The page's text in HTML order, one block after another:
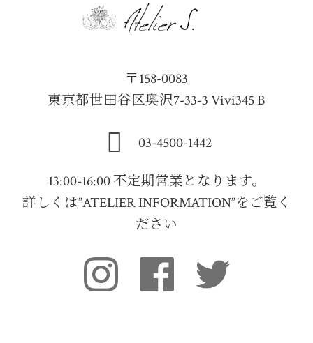
〒158-0083
東京都世田谷区奥沢7-33-3 Vivi345 B
03-4500-1442
13:00-16:00 不定期営業となります。
詳しくは”ATELIER INFORMATION”をご覧く
ださい